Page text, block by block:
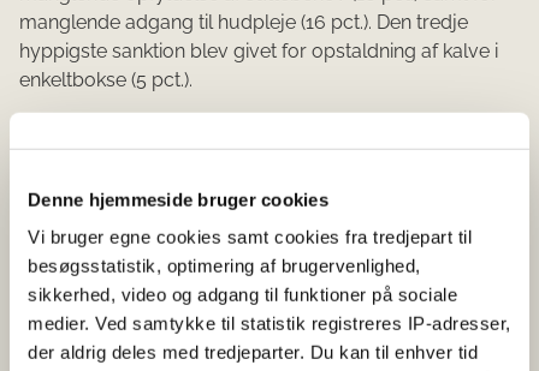
Denne hjemmeside bruger cookies
Vi bruger egne cookies samt cookies fra tredjepart til
besøgsstatistik, optimering af brugervenlighed,
sikkerhed, video og adgang til funktioner på sociale
medier. Ved samtykke til statistik registreres IP-adresser,
der aldrig deles med tredjeparter. Du kan til enhver tid
manglende adgang til hudpleje (16 pct.). Den tredje
hyppigste sanktion blev givet for opstaldning af kalve i
enkeltbokse (5 pct.).
sanktioner i 73 besætninger svarende til 24 pct.
- Selvom mange landmænd gør en indsats, så er det
bekymrende, at en fjerdedel af kontrollerne viser, at de
ikke har styr på dyrevelfærdsreglerne. Vi går nu i dialog
med brancheorganisationerne om, hvordan vi sammen
kan øge kendskabet til reglerne og baggrunden for
dem, siger Christian Strøyer.